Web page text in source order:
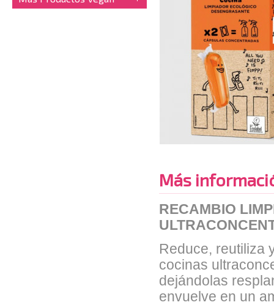
Más
RECAMBIO
Reduce, reutiliza
cocinas
dejándolas
envuelve en un